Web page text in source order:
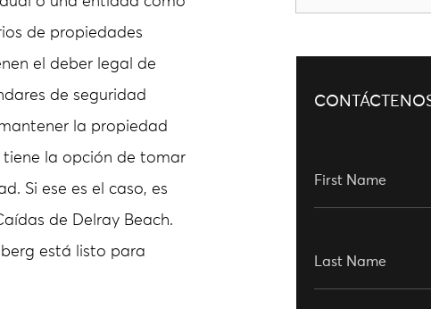
de propiedades
el deber legal de
de seguridad
la propiedad
tiene la opción de tomar
Si ese es el caso, es
de Delray Beach.
está listo para